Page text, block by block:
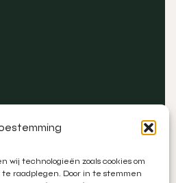
technologieën zoals cookies om
raadplegen. Door in te stemmen